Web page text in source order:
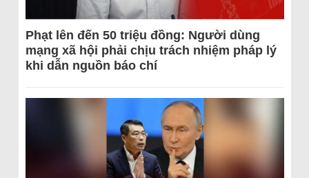
Phạt lên đến 50 triệu đồng: Người dùng
mạng xã hội phải chịu trách nhiệm pháp lý
khi dẫn nguồn báo chí